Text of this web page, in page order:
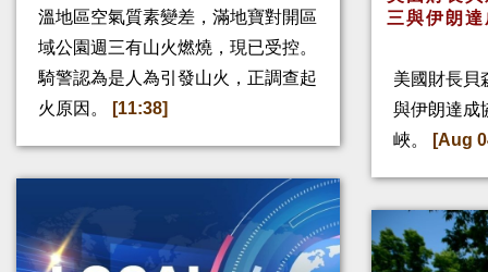
溫地區空氣質素變差，滿地寶對開區
域公園週三有山火燃燒，現已受控。
騎警認為是人為引發山火，正調查起
火原因。
[11:38]
三與伊朗
美國財長貝
與伊朗達成
峽。
[Aug